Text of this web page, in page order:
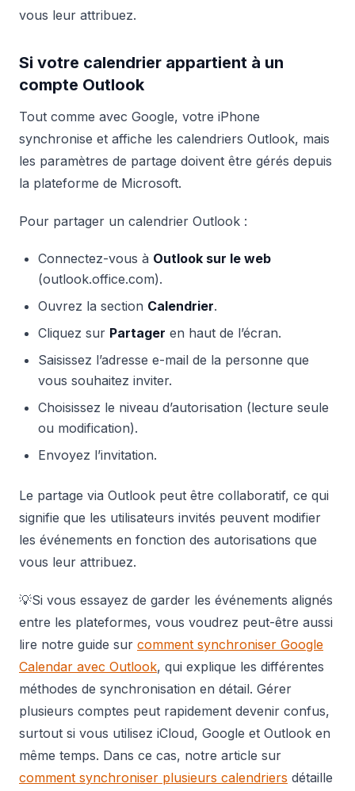
vous leur attribuez.
Si votre calendrier appartient à un
compte Outlook
Tout comme avec Google, votre iPhone
synchronise et affiche les calendriers Outlook, mais
les paramètres de partage doivent être gérés depuis
la plateforme de Microsoft.
Pour partager un calendrier Outlook :
Connectez-vous à Outlook sur le web
(outlook.office.com).
Ouvrez la section Calendrier.
Cliquez sur Partager en haut de l’écran.
Saisissez l’adresse e-mail de la personne que
vous souhaitez inviter.
Choisissez le niveau d’autorisation (lecture seule
ou modification).
Envoyez l’invitation.
Le partage via Outlook peut être collaboratif, ce qui
signifie que les utilisateurs invités peuvent modifier
les événements en fonction des autorisations que
vous leur attribuez.
💡Si vous essayez de garder les événements alignés
entre les plateformes, vous voudrez peut-être aussi
lire notre guide sur comment synchroniser Google
Calendar avec Outlook, qui explique les différentes
méthodes de synchronisation en détail. Gérer
plusieurs comptes peut rapidement devenir confus,
surtout si vous utilisez iCloud, Google et Outlook en
même temps. Dans ce cas, notre article sur
comment synchroniser plusieurs calendriers détaille